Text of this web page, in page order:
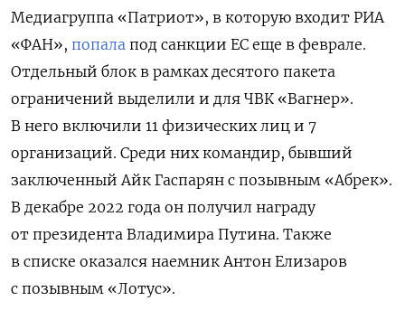
Медиагруппа «Патриот», в которую входит РИА
«ФАН», попала под санкции ЕС еще в феврале.
Отдельный блок в рамках десятого пакета
ограничений выделили и для ЧВК «Вагнер».
В него включили 11 физических лиц и 7
организаций. Среди них командир, бывший
заключенный Айк Гаспарян с позывным «Абрек».
В декабре 2022 года он получил награду
от президента Владимира Путина. Также
в списке оказался наемник Антон Елизаров
с позывным «Лотус».